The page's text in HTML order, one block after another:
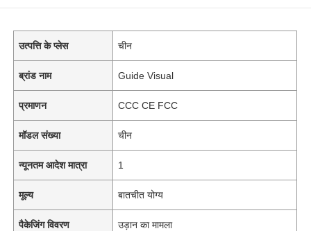
उत्पत्ति के प्लेस चीन
ब्रांड नाम Guide Visual
प्रमाणन CCC CE FCC
मॉडल संख्या चीन
न्यूनतम आदेश मात्रा 1
मूल्य बातचीत योग्य
पैकेजिंग विवरण उड़ान का मामला